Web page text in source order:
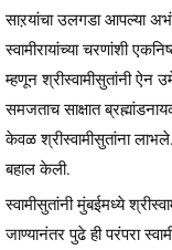
साऱयांचा उलगडा आपल्या
स्वामीरायांच्या चरणांशी
म्हणून श्रीस्वामीसुतांनी ऐन
समजताच साक्षात
केवळ श्रीस्वामीसुतांना लाभले.
बहाल केली.
स्वामीसुतांनी मुंबईमध्ये
जाण्यानंतर पुढे ही परंपरा